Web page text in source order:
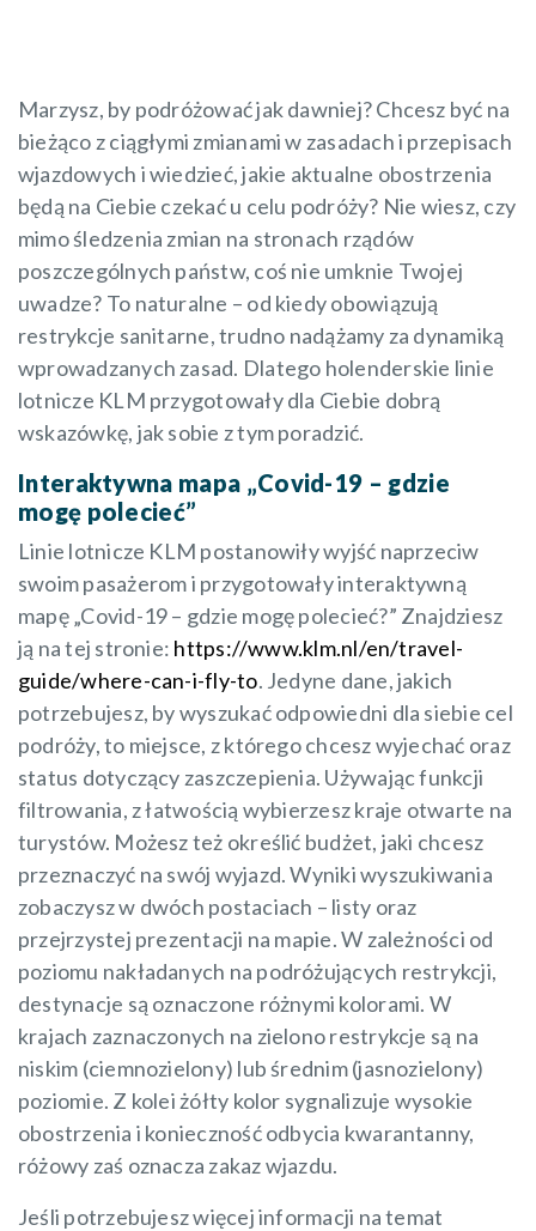
Marzysz, by podróżować jak dawniej? Chcesz być na
bieżąco z ciągłymi zmianami w zasadach i przepisach
wjazdowych i wiedzieć, jakie aktualne obostrzenia
będą na Ciebie czekać u celu podróży? Nie wiesz, czy
mimo śledzenia zmian na stronach rządów
poszczególnych państw, coś nie umknie Twojej
uwadze? To naturalne – od kiedy obowiązują
restrykcje sanitarne, trudno nadążamy za dynamiką
wprowadzanych zasad. Dlatego holenderskie linie
lotnicze KLM przygotowały dla Ciebie dobrą
wskazówkę, jak sobie z tym poradzić.
Interaktywna mapa „Covid-19 – gdzie
mogę polecieć”
Linie lotnicze KLM postanowiły wyjść naprzeciw
swoim pasażerom i przygotowały interaktywną
mapę „Covid-19 – gdzie mogę polecieć?” Znajdziesz
ją na tej stronie: https://www.klm.nl/en/travel-
guide/where-can-i-fly-to. Jedyne dane, jakich
potrzebujesz, by wyszukać odpowiedni dla siebie cel
podróży, to miejsce, z którego chcesz wyjechać oraz
status dotyczący zaszczepienia. Używając funkcji
filtrowania, z łatwością wybierzesz kraje otwarte na
turystów. Możesz też określić budżet, jaki chcesz
przeznaczyć na swój wyjazd. Wyniki wyszukiwania
zobaczysz w dwóch postaciach – listy oraz
przejrzystej prezentacji na mapie. W zależności od
poziomu nakładanych na podróżujących restrykcji,
destynacje są oznaczone różnymi kolorami. W
krajach zaznaczonych na zielono restrykcje są na
niskim (ciemnozielony) lub średnim (jasnozielony)
poziomie. Z kolei żółty kolor sygnalizuje wysokie
obostrzenia i konieczność odbycia kwarantanny,
różowy zaś oznacza zakaz wjazdu.
Jeśli potrzebujesz więcej informacji na temat